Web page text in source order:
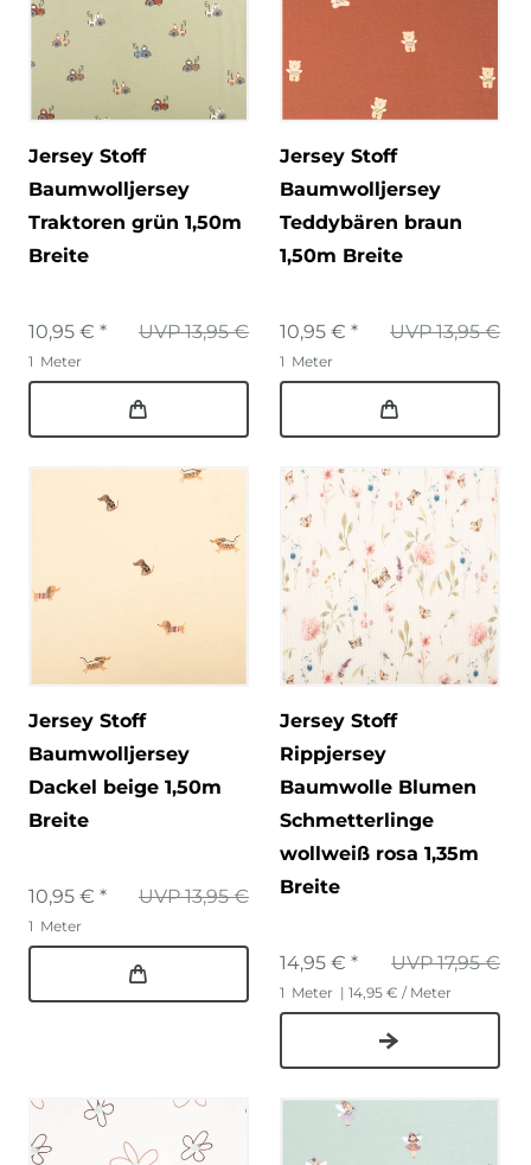
Jersey Stoff
Baumwolljersey
Traktoren grün 1,50m
Breite
UVP 13,95 €
10,95 € *
1 Meter
Jersey Stoff
Baumwolljersey
Teddybären braun
1,50m Breite
UVP 13,95 €
10,95 € *
1 Meter
Jersey Stoff
Baumwolljersey
Dackel beige 1,50m
Breite
UVP 13,95 €
10,95 € *
1 Meter
Jersey Stoff
Rippjersey
Baumwolle Blumen
Schmetterlinge
wollweiß rosa 1,35m
Breite
UVP 17,95 €
14,95 € *
1 Meter | 14,95 € / Meter